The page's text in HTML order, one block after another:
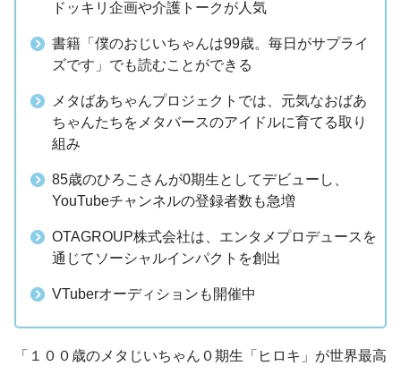
ドッキリ企画や介護トークが人気
書籍「僕のおじいちゃんは99歳。毎日がサプライ
ズです」でも読むことができる
メタばあちゃんプロジェクトでは、元気なおばあ
ちゃんたちをメタバースのアイドルに育てる取り
組み
85歳のひろこさんが0期生としてデビューし、
YouTubeチャンネルの登録者数も急増
OTAGROUP株式会社は、エンタメプロデュースを
通じてソーシャルインパクトを創出
VTuberオーディションも開催中
「１００歳のメタじいちゃん０期生「ヒロキ」が世界最高